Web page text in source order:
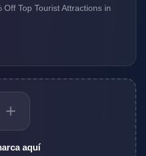
Top Tourist Attractions in
+
aquí